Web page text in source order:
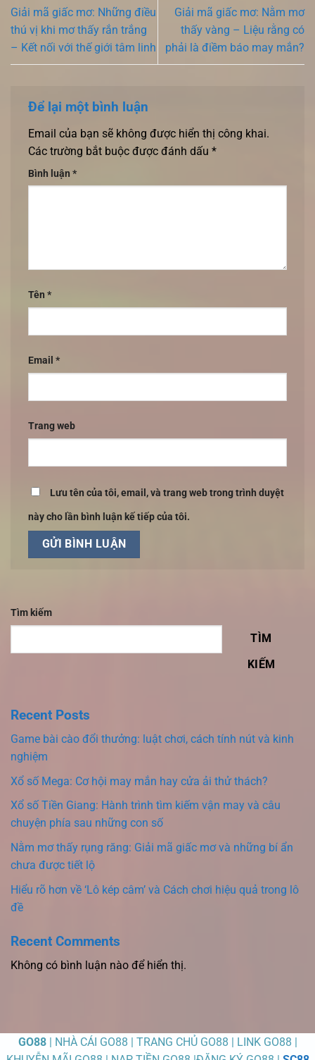
Giải mã giấc mơ: Những điều
thú vị khi mơ thấy rắn trắng
– Kết nối với thế giới tâm linh
Giải mã giấc mơ: Nằm mơ
thấy vàng – Liệu rằng có
phải là điềm báo may mắn?
Để lại một bình luận
Email của bạn sẽ không được hiển thị công khai.
Các trường bắt buộc được đánh dấu *
Bình luận *
Tên *
Email *
Trang web
Lưu tên của tôi, email, và trang web trong trình duyệt
này cho lần bình luận kế tiếp của tôi.
Tìm kiếm
TÌM
KIẾM
Recent Posts
Game bài cào đổi thưởng: luật chơi, cách tính nút và kinh
nghiệm
Xổ số Mega: Cơ hội may mắn hay cửa ải thử thách?
Xổ số Tiền Giang: Hành trình tìm kiếm vận may và câu
chuyện phía sau những con số
Nằm mơ thấy rụng răng: Giải mã giấc mơ và những bí ẩn
chưa được tiết lộ
Hiểu rõ hơn về ‘Lô kép câm’ và Cách chơi hiệu quả trong lô
đề
Recent Comments
Không có bình luận nào để hiển thị.
GO88| NHÀ CÁI GO88 | TRANG CHỦ GO88 | LINK GO88 |